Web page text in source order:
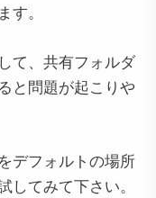
。
て、共有フォルダ
と問題が起こりや
デフォルトの場所
てみて下さい。